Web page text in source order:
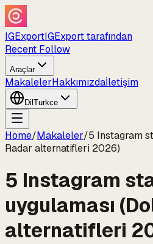
IGExportIGExport tarafından
Recent Follow
Araçlar
MakalelerHakkımızdaİletişim
Dil Turkce
Home/Makaleler/5 Instagram
Radar alternatifleri 2026)
5 Instagram
uygulaması
alternatifleri